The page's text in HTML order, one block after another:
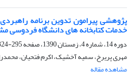
پژوهشی پیرامون تدوین برنامه
خدمات کتابخانه های دانشگاه فردوسی
دوره 14، شماره 4، زمستان 1390، صفحه
295-324
مهری پریرخ، سمیه آخشیک، اکرم فتحیان،
مشاهده مقاله